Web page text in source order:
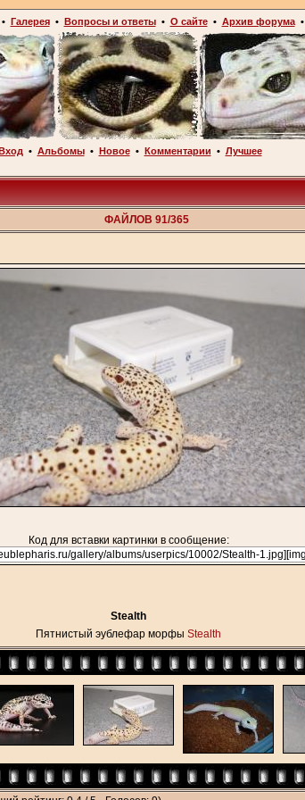
Галерея• Вопросы и ответы• О сайте• Архив форума•
• Альбомы• Новое• Комментарии • Лучшее
ФАЙЛОВ 91/365
Код для вставки картинки в сообщение:
Stealth
Пятнистый эублефар морфы Stealth